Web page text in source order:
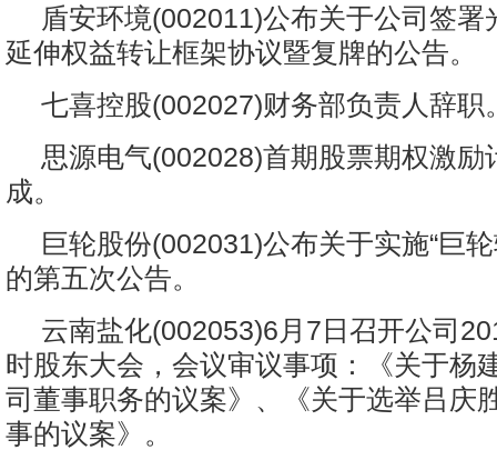
盾安环境(002011)公布关于公司签署
延伸权益转让框架协议暨复牌的公告。
七喜控股(002027)财务部负责人辞职
思源电气(002028)首期股票期权激励
成。
巨轮股份(002031)公布关于实施“巨
的第五次公告。
云南盐化(002053)6月7日召开公司
时股东大会，会议审议事项：《关于杨
司董事职务的议案》、《关于选举吕庆
事的议案》。